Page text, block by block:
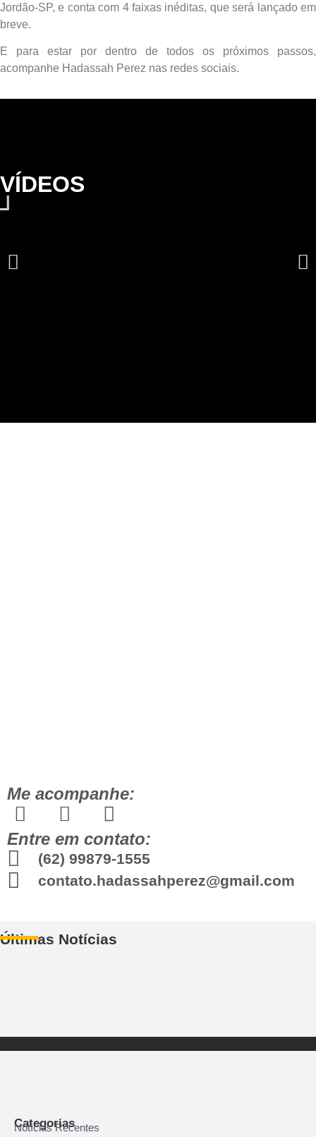
Jordão-SP, e conta com 4 faixas inéditas, que será lançado em
breve.
E para estar por dentro de todos os próximos passos,
acompanhe Hadassah Perez nas redes sociais.
VÍDEOS
Me acompanhe:
Entre em contato:
(62) 99879-1555
contato.hadassahperez@gmail.com
Últimas Notícias
Categorias
Notícias Recentes